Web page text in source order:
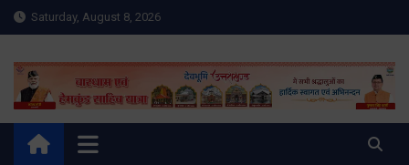
Skip
to
Saturday, August 8, 2026
Meru Raibar | Uttarakhand
News | Uttarkashi News
meruraibar.com